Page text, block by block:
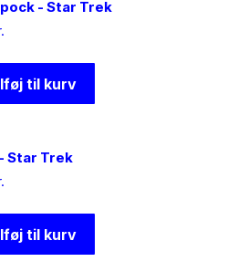
- Star Trek
til kurv
Star Trek
til kurv